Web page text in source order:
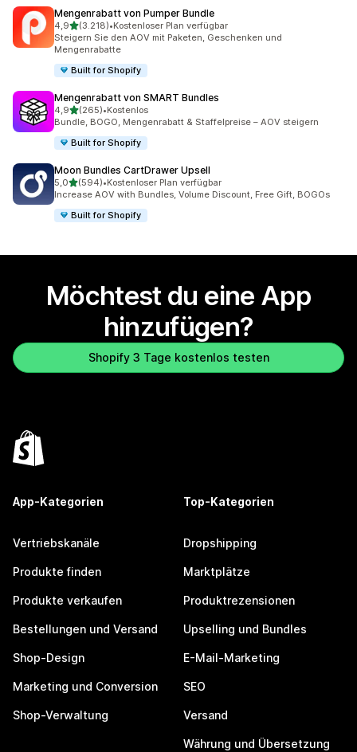
Mengenrabatt von Pumper Bundle
4,9von 5 Sternen
(3.218)
3218 Rezensionen insgesamt
•Kostenloser Plan verfügbar
Steigern Sie den AOV mit Paketen, Geschenken und
Mengenrabatte
Built for Shopify
Mengenrabatt von SMART Bundles
4,9von 5 Sternen
(265)
265 Rezensionen insgesamt
•Kostenlos
Bundle, BOGO, Mengenrabatt & Staffelpreise – AOV steigern
Built for Shopify
Moon Bundles CartDrawer Upsell
5,0von 5 Sternen
(594)
594 Rezensionen insgesamt
•Kostenloser Plan verfügbar
Increase AOV with Bundles, Volume Discount, Free Gift, BOGOs
Built for Shopify
Möchtest du eine App
hinzufügen?
Shopify 3 Tage kostenlos testen
App-Kategorien
Vertriebskanäle
Produkte finden
Produkte verkaufen
Bestellungen und Versand
Shop-Design
Marketing und Conversion
Shop-Verwaltung
Top-Kategorien
Dropshipping
Marktplätze
Produktrezensionen
Upselling und Bundles
E-Mail-Marketing
SEO
Versand
Währung und Übersetzung